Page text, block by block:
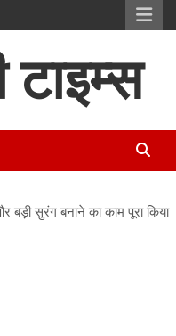
टाइम्स
सुरंग बनाने का काम पूरा किया